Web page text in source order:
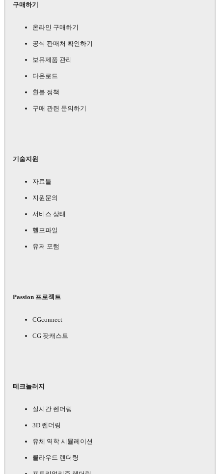
구매하기
온라인 구매하기
공식 판매처 확인하기
보유제품 관리
다운로드
환불 정책
구매 관련 문의하기
기술지원
자료들
지원문의
서비스 상태
헬프파일
유저 포럼
Passion 프로젝트
CGconnect
CG 팟캐스트
테크놀러지
실시간 렌더링
3D 렌더링
유체 역학 시뮬레이션
클라우드 렌더링